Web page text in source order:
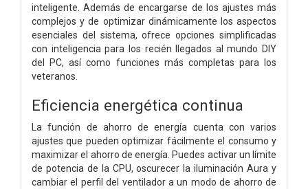
inteligente. Además de encargarse de los ajustes más
complejos y de optimizar dinámicamente los aspectos
esenciales del sistema, ofrece opciones simplificadas
con inteligencia para los recién llegados al mundo DIY
del PC, así como funciones más completas para los
veteranos.
Eficiencia energética continua
La función de ahorro de energía cuenta con varios
ajustes que pueden optimizar fácilmente el consumo y
maximizar el ahorro de energía. Puedes activar un límite
de potencia de la CPU, oscurecer la iluminación Aura y
cambiar el perfil del ventilador a un modo de ahorro de